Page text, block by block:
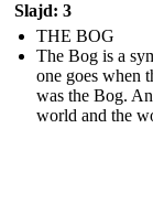
Slajd: 3
THE BOG
The Bog is a
one goes when
was the Bog.
world and the